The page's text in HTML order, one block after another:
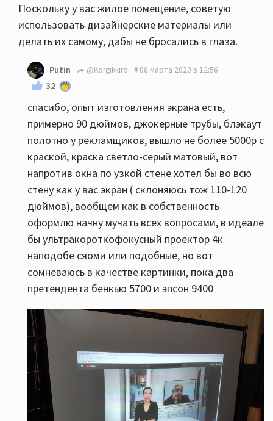
Поскольку у вас жилое помещение, советую
использовать дизайнерские материалы или
делать их самому, дабы не бросались в глаза.
Putin @Korgikkiro 08 марта 2020 в 12:56
32
спасибо, опыт изготовления экрана есть,
примерно 90 дюймов, джокерные трубы, блэкаут
полотно у рекламщиков, вышло не более 5000р с
краской, краска светло-серый матовый, вот
напротив окна по узкой стене хотел бы во всю
стену как у вас экран ( склоняюсь тож 110-120
дюймов), вообщем как в собственность
оформлю начну мучать всех вопросами, в идеале
бы ультракороткофокусный проектор 4к
наподобе сяоми или подобные, но вот
сомневаюсь в качестве картинки, пока два
претендента бенкью 5700 и эпсон 9400